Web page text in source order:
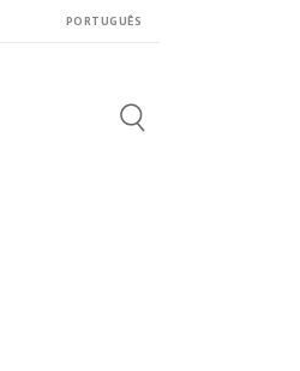
PORTUGUÊS
Search